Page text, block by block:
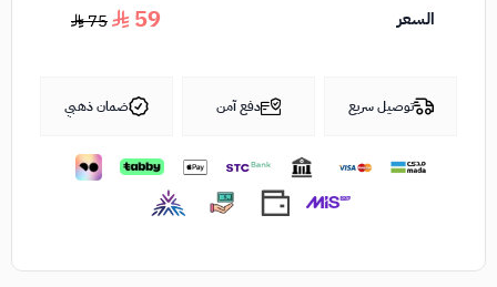
السعر 59
75
توصيل سريع دفع آمن ضمان ذهبي